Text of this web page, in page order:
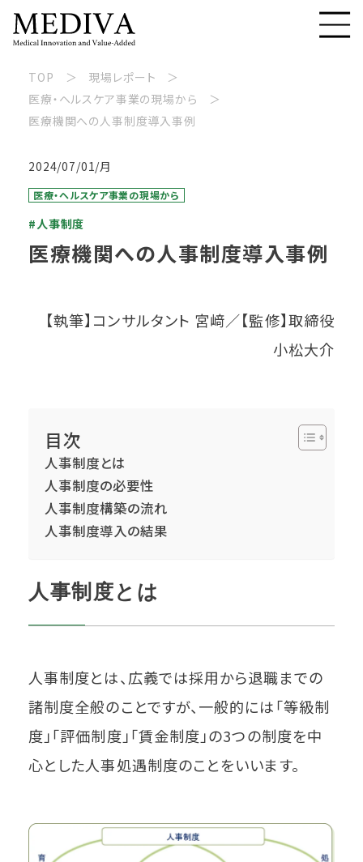
TOP
現場レポート
医療・ヘルスケア事業の現場から
医療機関への人事制度導入事例
2024/07/01/月
医療・ヘルスケア事業の現場から
#人事制度
医療機関への人事制度導入事例
【執筆】コンサルタント 宮﨑／【監修】取締役
小松大介
目次
人事制度とは
人事制度の必要性
人事制度構築の流れ
人事制度導入の結果
人事制度とは
人事制度とは、広義では採用から退職までの
諸制度全般のことですが、一般的には「等級制
度」「評価制度」「賃金制度」の3つの制度を中
心とした人事処遇制度のことをいいます。